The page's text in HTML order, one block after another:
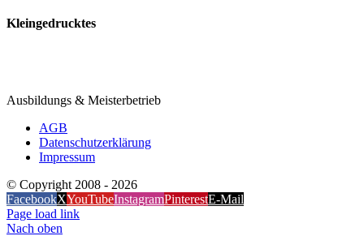
Kleingedrucktes
Ausbildungs & Meisterbetrieb
AGB
Datenschutzerklärung
Impressum
© Copyright 2008 - 2026
FacebookXYouTubeInstagramPinterestE-Mail
Page load link
Nach oben